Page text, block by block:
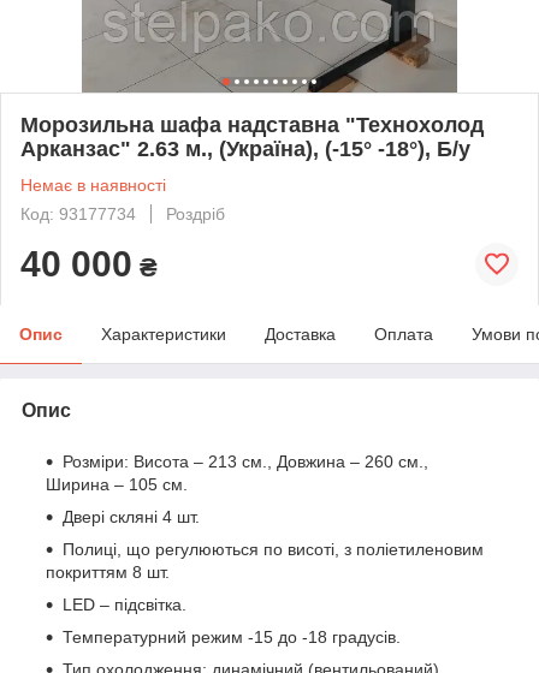
Морозильна шафа надставна "Технохолод
Арканзас" 2.63 м., (Україна), (-15° -18°), Б/у
Немає в наявності
Код: 93177734
Роздріб
40 000 ₴
Опис Характеристики Доставка Оплата Умови
Опис
Розміри: Висота – 213 см., Довжина – 260 см.,
Ширина – 105 см.
Двері скляні 4 шт.
Полиці, що регулюються по висоті, з поліетиленовим
покриттям 8 шт.
LED – підсвітка.
Температурний режим -15 до -18 градусів.
Тип охолодження: динамічний (вентильований).